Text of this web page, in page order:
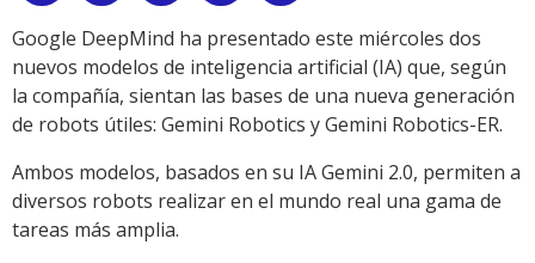
Link
Google DeepMind ha presentado este miércoles dos
nuevos modelos de inteligencia artificial (IA) que, según
la compañía, sientan las bases de una nueva generación
de robots útiles: Gemini Robotics y Gemini Robotics-ER.
Ambos modelos, basados ​​en su IA Gemini 2.0, permiten a
diversos robots realizar en el mundo real una gama de
tareas más amplia.